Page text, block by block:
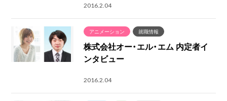
2016.2.04
アニメーション 就職情報
株式会社オー・エル・エム 内定者イ
ンタビュー
2016.2.04